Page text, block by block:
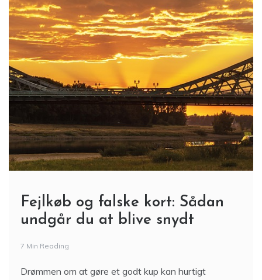
Fejlkøb og falske kort: Sådan
undgår du at blive snydt
7 Min Reading
Drømmen om at gøre et godt kup kan hurtigt